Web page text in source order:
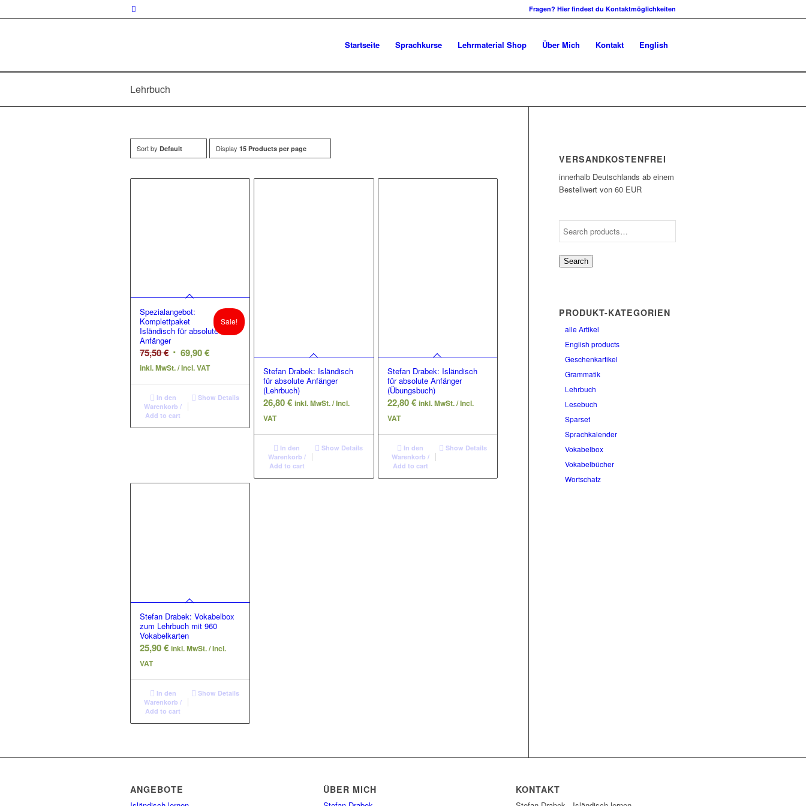
Fragen? Hier findest du Kontaktmöglichkeiten
Startseite Sprachkurse Lehrmaterial Shop Über Mich Kontakt English
Lehrbuch
Sort by Default Display 15 Products per page
Spezialangebot:
Komplettpaket
Isländisch für absolute
Anfänger
75,50€ Original
price
was:
75,50 €.
69,90€Current
price
is:
69,90 €.
inkl. MwSt. / Incl. VAT
Sale!
In den
Warenkorb /
Add to cart
Show Details
Stefan Drabek: Isländisch
für absolute Anfänger
(Lehrbuch)
26,80€ inkl. MwSt. / Incl.
VAT
In den
Warenkorb /
Add to cart
Show Details
Stefan Drabek: Isländisch
für absolute Anfänger
(Übungsbuch)
22,80€ inkl. MwSt. / Incl.
VAT
In den
Warenkorb /
Add to cart
Show Details
Stefan Drabek: Vokabelbox
zum Lehrbuch mit 960
Vokabelkarten
25,90€ inkl. MwSt. / Incl.
VAT
In den
Warenkorb /
Add to cart
Show Details
VERSANDKOSTENFREI
innerhalb Deutschlands ab einem
Bestellwert von 60 EUR
Search
PRODUKT-KATEGORIEN
alle Artikel
English products
Geschenkartikel
Grammatik
Lehrbuch
Lesebuch
Sparset
Sprachkalender
Vokabelbox
Vokabelbücher
Wortschatz
ANGEBOTE ÜBER MICH KONTAKT